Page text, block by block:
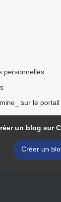
personnelles
sur le
un blog sur
Créer un